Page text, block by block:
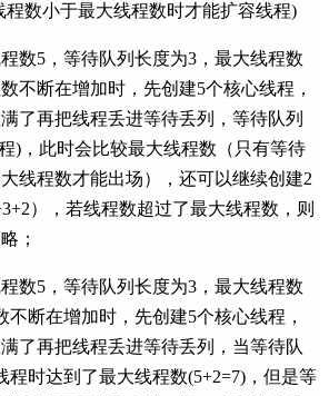
程数小于最大线程数时才能扩容线程)
数5，等待队列长度为3，最大线程数
不断在增加时，先创建5个核心线程，
了再把线程丢进等待丢列，等待队列
)，此时会比较最大线程数（只有等待
线程数才能出场），还可以继续创建2
），若线程数超过了最大线程数，则
；
数5，等待队列长度为3，最大线程数
不断在增加时，先创建5个核心线程，
了再把线程丢进等待丢列，当等待队
程时达到了最大线程数(5+2=7)，但是等